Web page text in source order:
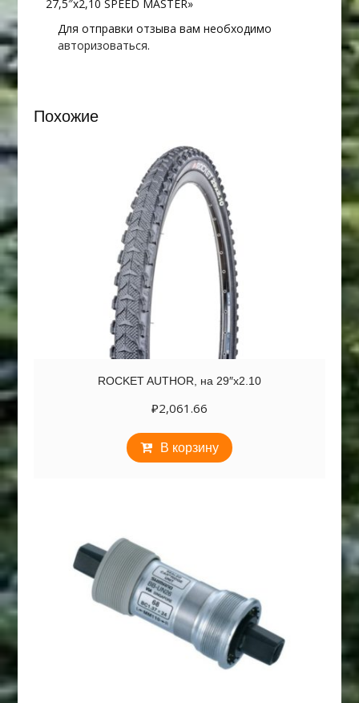
27,5″х2,10 SPEED MASTER»
Для отправки отзыва вам необходимо
авторизоваться.
Похожие
ROCKET AUTHOR, на 29″х2.10
₽2,061.66
В корзину